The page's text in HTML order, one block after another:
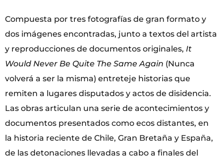
Compuesta por tres fotografías de gran formato y
dos imágenes encontradas, junto a textos del artista
y reproducciones de documentos originales, It
Would Never Be Quite The Same Again (Nunca
volverá a ser la misma) entreteje historias que
remiten a lugares disputados y actos de disidencia.
Las obras articulan una serie de acontecimientos y
documentos presentados como ecos distantes, en
la historia reciente de Chile, Gran Bretaña y España,
de las detonaciones llevadas a cabo a finales del